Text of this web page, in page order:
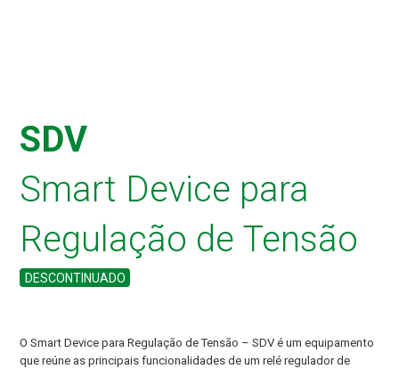
SDV
Smart Device para
Regulação de Tensão
DESCONTINUADO
O Smart Device para Regulação de Tensão – SDV é um equipamento
que reúne as principais funcionalidades de um relé regulador de